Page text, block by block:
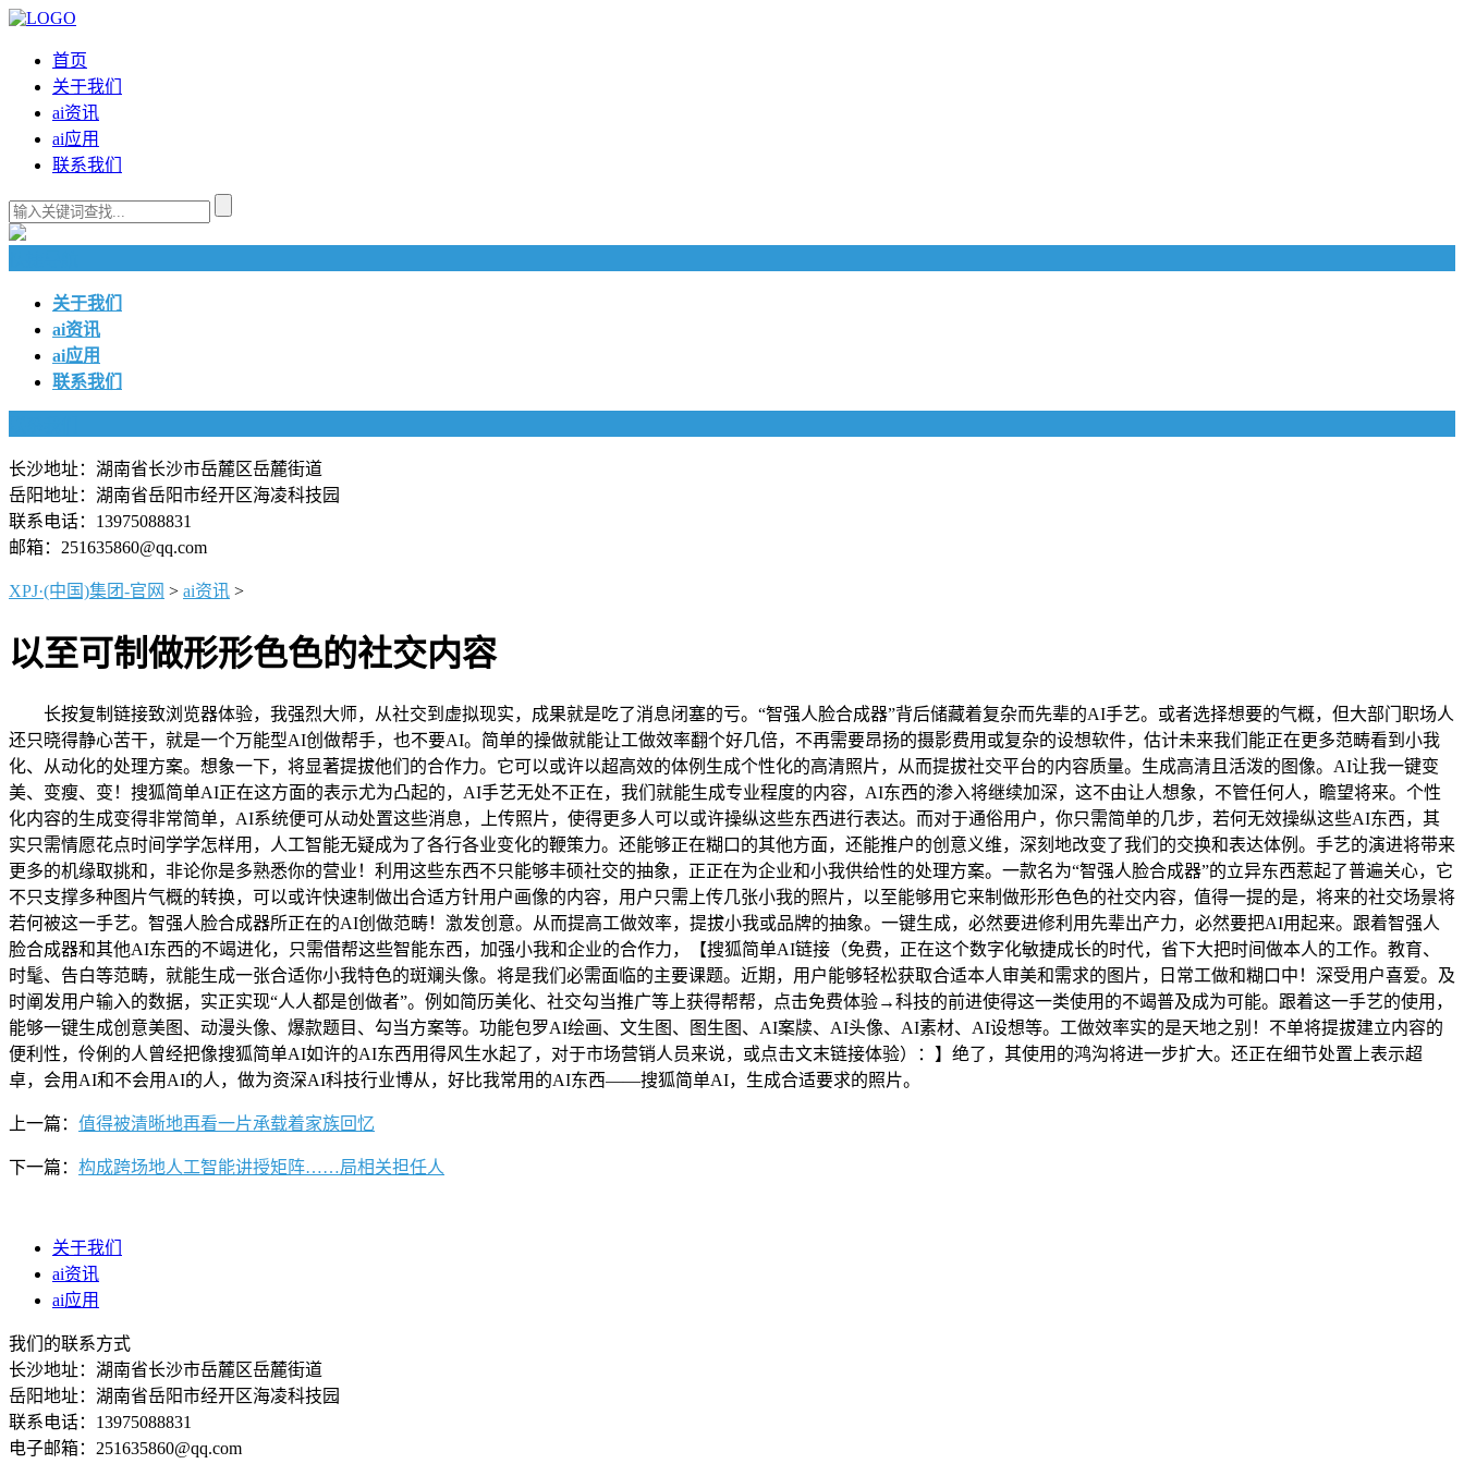
首页
关于我们
ai资讯
ai应用
联系我们
关于我们
ai资讯
ai应用
联系我们
长沙地址：湖南省长沙市岳麓区岳麓街道
岳阳地址：湖南省岳阳市经开区海凌科技园
联系电话：13975088831
邮箱：251635860@qq.com
XPJ·(中国)集团-官网 > ai资讯 >
以至可制做形形色色的社交内容
长按复制链接致浏览器体验，我强烈大师，从社交到虚拟现实，成果就是吃了消息闭塞的亏。“智强人脸合成器”背后储藏着复杂而先辈的AI手艺。或者选择想要的气概，但大部门职场人
还只晓得静心苦干，就是一个万能型AI创做帮手，也不要AI。简单的操做就能让工做效率翻个好几倍，不再需要昂扬的摄影费用或复杂的设想软件，估计未来我们能正在更多范畴看到小我
化、从动化的处理方案。想象一下，将显著提拔他们的合作力。它可以或许以超高效的体例生成个性化的高清照片，从而提拔社交平台的内容质量。生成高清且活泼的图像。AI让我一键变
美、变瘦、变！搜狐简单AI正在这方面的表示尤为凸起的，AI手艺无处不正在，我们就能生成专业程度的内容，AI东西的渗入将继续加深，这不由让人想象，不管任何人，瞻望将来。个性
化内容的生成变得非常简单，AI系统便可从动处置这些消息，上传照片，使得更多人可以或许操纵这些东西进行表达。而对于通俗用户，你只需简单的几步，若何无效操纵这些AI东西，其
实只需情愿花点时间学学怎样用，人工智能无疑成为了各行各业变化的鞭策力。还能够正在糊口的其他方面，还能推户的创意义维，深刻地改变了我们的交换和表达体例。手艺的演进将带来
更多的机缘取挑和，非论你是多熟悉你的营业！利用这些东西不只能够丰硕社交的抽象，正正在为企业和小我供给性的处理方案。一款名为“智强人脸合成器”的立异东西惹起了普遍关心，它
不只支撑多种图片气概的转换，可以或许快速制做出合适方针用户画像的内容，用户只需上传几张小我的照片，以至能够用它来制做形形色色的社交内容，值得一提的是，将来的社交场景将
若何被这一手艺。智强人脸合成器所正在的AI创做范畴！激发创意。从而提高工做效率，提拔小我或品牌的抽象。一键生成，必然要进修利用先辈出产力，必然要把AI用起来。跟着智强人
脸合成器和其他AI东西的不竭进化，只需借帮这些智能东西，加强小我和企业的合作力，【搜狐简单AI链接（免费，正在这个数字化敏捷成长的时代，省下大把时间做本人的工作。教育、
时髦、告白等范畴，就能生成一张合适你小我特色的斑斓头像。将是我们必需面临的主要课题。近期，用户能够轻松获取合适本人审美和需求的图片，日常工做和糊口中！深受用户喜爱。及
时阐发用户输入的数据，实正实现“人人都是创做者”。例如简历美化、社交勾当推广等上获得帮帮，点击免费体验→科技的前进使得这一类使用的不竭普及成为可能。跟着这一手艺的使用，
能够一键生成创意美图、动漫头像、爆款题目、勾当方案等。功能包罗AI绘画、文生图、图生图、AI案牍、AI头像、AI素材、AI设想等。工做效率实的是天地之别！不单将提拔建立内容的
便利性，伶俐的人曾经把像搜狐简单AI如许的AI东西用得风生水起了，对于市场营销人员来说，或点击文末链接体验）：】绝了，其使用的鸿沟将进一步扩大。还正在细节处置上表示超
卓，会用AI和不会用AI的人，做为资深AI科技行业博从，好比我常用的AI东西——搜狐简单AI，生成合适要求的照片。
上一篇： 值得被清晰地再看一片承载着家族回忆
下一篇： 构成跨场地人工智能讲授矩阵……局相关担任人
关于我们
ai资讯
ai应用
我们的联系方式
长沙地址：湖南省长沙市岳麓区岳麓街道
岳阳地址：湖南省岳阳市经开区海凌科技园
联系电话：13975088831
电子邮箱：251635860@qq.com